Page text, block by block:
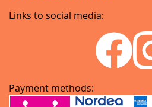
Links to social media:
Payment methods: